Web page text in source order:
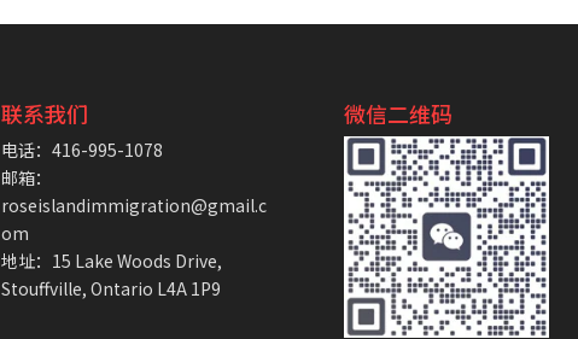
联系我们
电话：416-995-1078
邮箱：
roseislandimmigration@gmail.c
om
地址：15 Lake Woods Drive,
Stouffville, Ontario L4A 1P9
微信二维码